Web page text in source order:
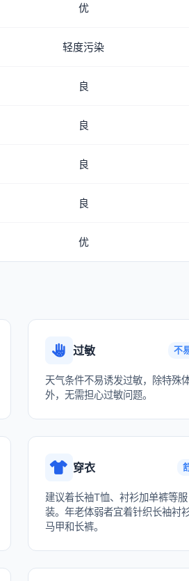
优
轻度污染
良
良
良
良
优
过敏 不
天气条件不易诱发过敏，除特殊
外，无需担心过敏问题。
穿衣
建议着长袖T恤、衬衫加单裤等服
装。年老体弱者宜着针织长袖衬衫
马甲和长裤。